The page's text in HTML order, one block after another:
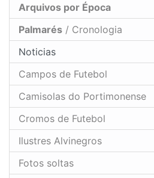
Arquivos por Época
Palmarés / Cronologia
Noticias
Campos de Futebol
Camisolas do Portimonense
Cromos de Futebol
Ilustres Alvinegros
Fotos soltas